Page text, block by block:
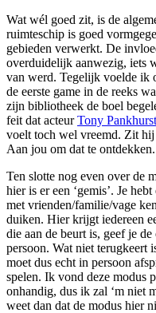
Wat wél goed zit, is de
ruimteschip is goed
gebieden verwerkt. De
overduidelijk aanwezig, iets
van werd. Tegelijk voelde ik
de eerste game in de reeks
zijn bibliotheek de boel
feit dat acteurTony Pankhurst
voelt toch wel vreemd. Zit hij
Aan jou om dat te
Ten slotte nog even over de
hier is er een ‘gemis’. Je
met vrienden/familie/vage
duiken. Hier krijgt iedereen
die aan de beurt is, geef je
persoon. Wat niet terugkeert
moet dus echt in persoon
spelen. Ik vond deze modus
onhandig, dus ik zal ‘m niet
weet dan dat de modus hier